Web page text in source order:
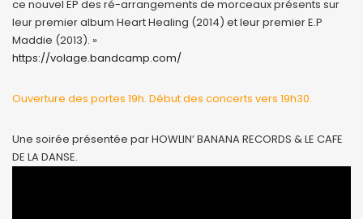
ce nouvel EP des ré-arrangements de morceaux présents sur
leur premier album Heart Healing (2014) et leur premier E.P
Maddie (2013). »
https://volage.bandcamp.com/
Ouverture des portes 19h. Début des concerts vers 19h30.
Une soirée présentée par HOWLIN’ BANANA RECORDS & LE CAFE
DE LA DANSE.